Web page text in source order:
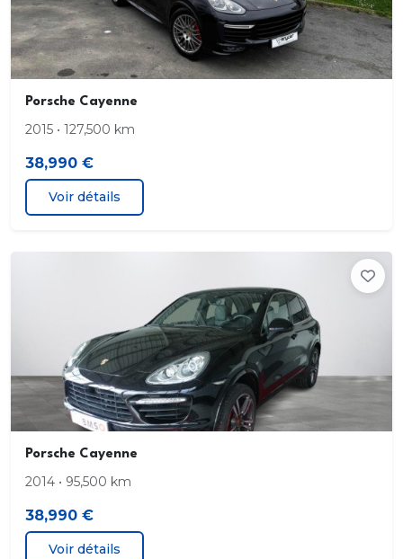
Porsche Cayenne
2015 • 127,500 km
38,990 €
Voir détails
Porsche Cayenne
2014 • 95,500 km
38,990 €
Voir détails